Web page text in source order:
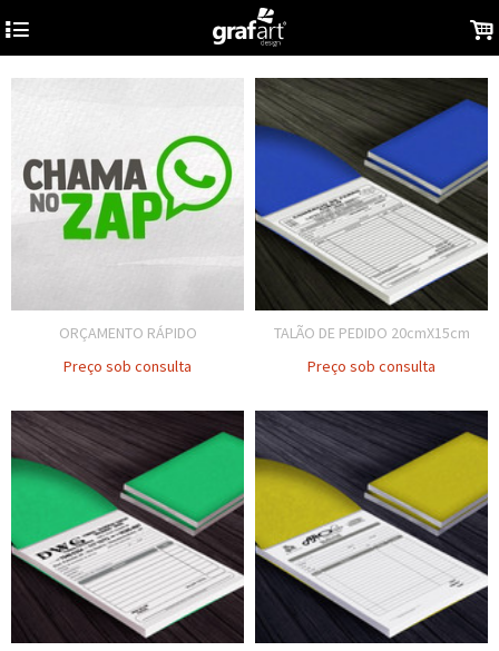
4 .
ORÇAMENTO RÁPIDO
Preço sob consulta
TALÃO DE PEDIDO 20cmX15cm
Preço sob consulta